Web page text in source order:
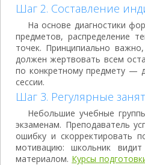
Шаг 2. Составление
На основе диагностики
предметов, распределение
точек. Принципиально
должен жертвовать всем
по конкретному предмету —
сессии.
Шаг 3. Регулярные
Небольшие учебные
экзаменам. Преподаватель
ошибку и скорректировать
мотивацию: школьник
материалом. Курсы